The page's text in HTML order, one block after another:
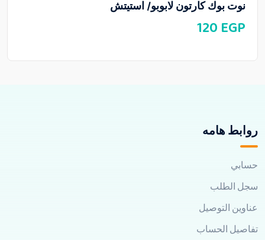
نوت بوك كارتون لابوبو/ استيتش
120 EGP
روابط هامه
حسابي
سجل الطلب
عناوين التوصيل
تفاصيل الحساب